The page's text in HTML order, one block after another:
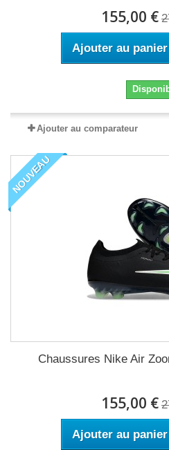
155,00 €
Ajouter au panier
Ajouter au comparateur
NOUVEAU
Chaussures Nike Air
155,00 €
Ajouter au panier